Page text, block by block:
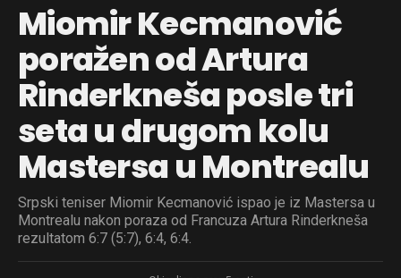
Miomir Kecmanović
poražen od Artura
Rinderkneša posle tri
seta u drugom kolu
Mastersa u Montrealu
Srpski teniser Miomir Kecmanović ispao je iz Mastersa u
Montrealu nakon poraza od Francuza Artura Rinderkneša
rezultatom 6:7 (5:7), 6:4, 6:4.